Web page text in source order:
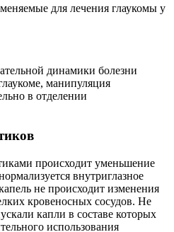
для лечения глаукомы у
динамики болезни
манипуляция
в отделении
происходит уменьшение
внутриглазное
не происходит изменения
кровеносных сосудов. Не
капли в составе которых
использования